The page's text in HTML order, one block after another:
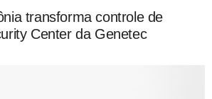
transforma controle de
Center da Genetec